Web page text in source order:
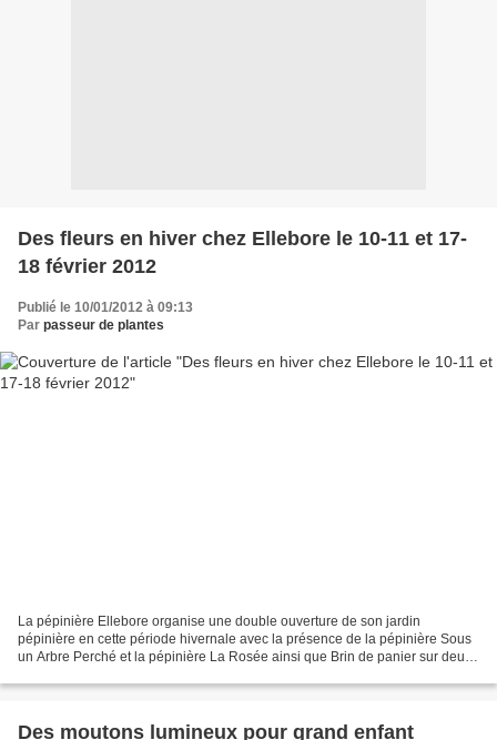
Des fleurs en hiver chez Ellebore le 10-11 et 17-
18 février 2012
Publié le 10/01/2012 à 09:13
Par passeur de plantes
La pépinière Ellebore organise une double ouverture de son jardin
pépinière en cette période hivernale avec la présence de la pépinière Sous
un Arbre Perché et la pépinière La Rosée ainsi que Brin de panier sur deux
Des moutons lumineux pour grand enfant